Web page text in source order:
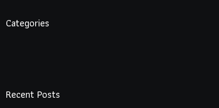
Categories
Recent Posts